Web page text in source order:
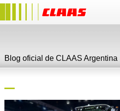
Blog oficial de CLAAS Argentina